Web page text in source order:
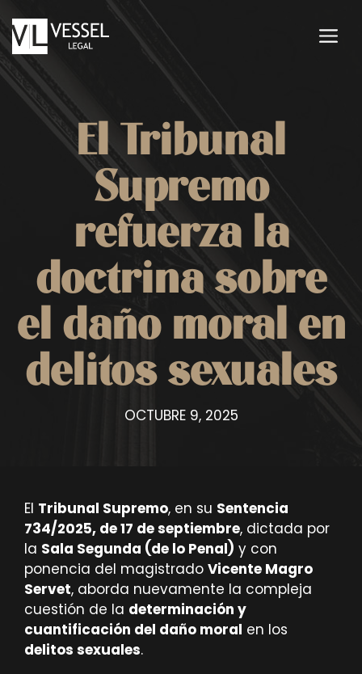
al
contenido
El Tribunal
Supremo
refuerza la
doctrina sobre
el daño moral en
delitos sexuales
OCTUBRE 9, 2025
El Tribunal Supremo, en su Sentencia
734/2025, de 17 de septiembre, dictada por
la Sala Segunda (de lo Penal) y con
ponencia del magistrado Vicente Magro
Servet, aborda nuevamente la compleja
cuestión de la determinación y
cuantificación del daño moral en los
delitos sexuales.